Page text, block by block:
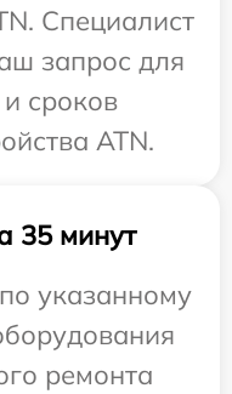
Специалист
запрос для
сроков
ATN.
35 минут
указанному
ремонта